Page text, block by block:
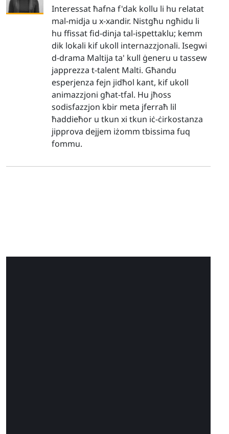
Interessat ħafna f'dak kollu li hu relatat
mal-midja u x-xandir. Nistgħu ngħidu li
hu ffissat fid-dinja tal-ispettaklu; kemm
dik lokali kif ukoll internazzjonali. Isegwi
d-drama Maltija ta' kull ġeneru u tassew
japprezza t-talent Malti. Għandu
esperjenza fejn jidħol kant, kif ukoll
animazzjoni għat-tfal. Hu jħoss
sodisfazzjon kbir meta jferraħ lil
ħaddieħor u tkun xi tkun iċ-ċirkostanza
jipprova dejjem iżomm tbissima fuq
fommu.